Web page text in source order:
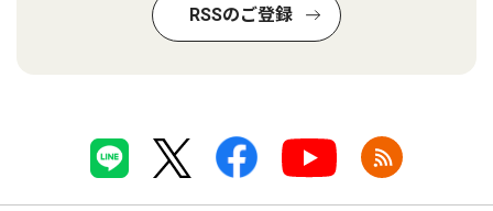
RSSのご登録